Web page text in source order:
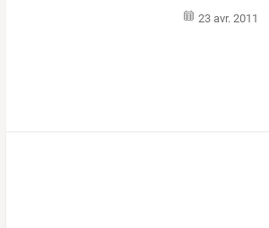
23 avr. 2011